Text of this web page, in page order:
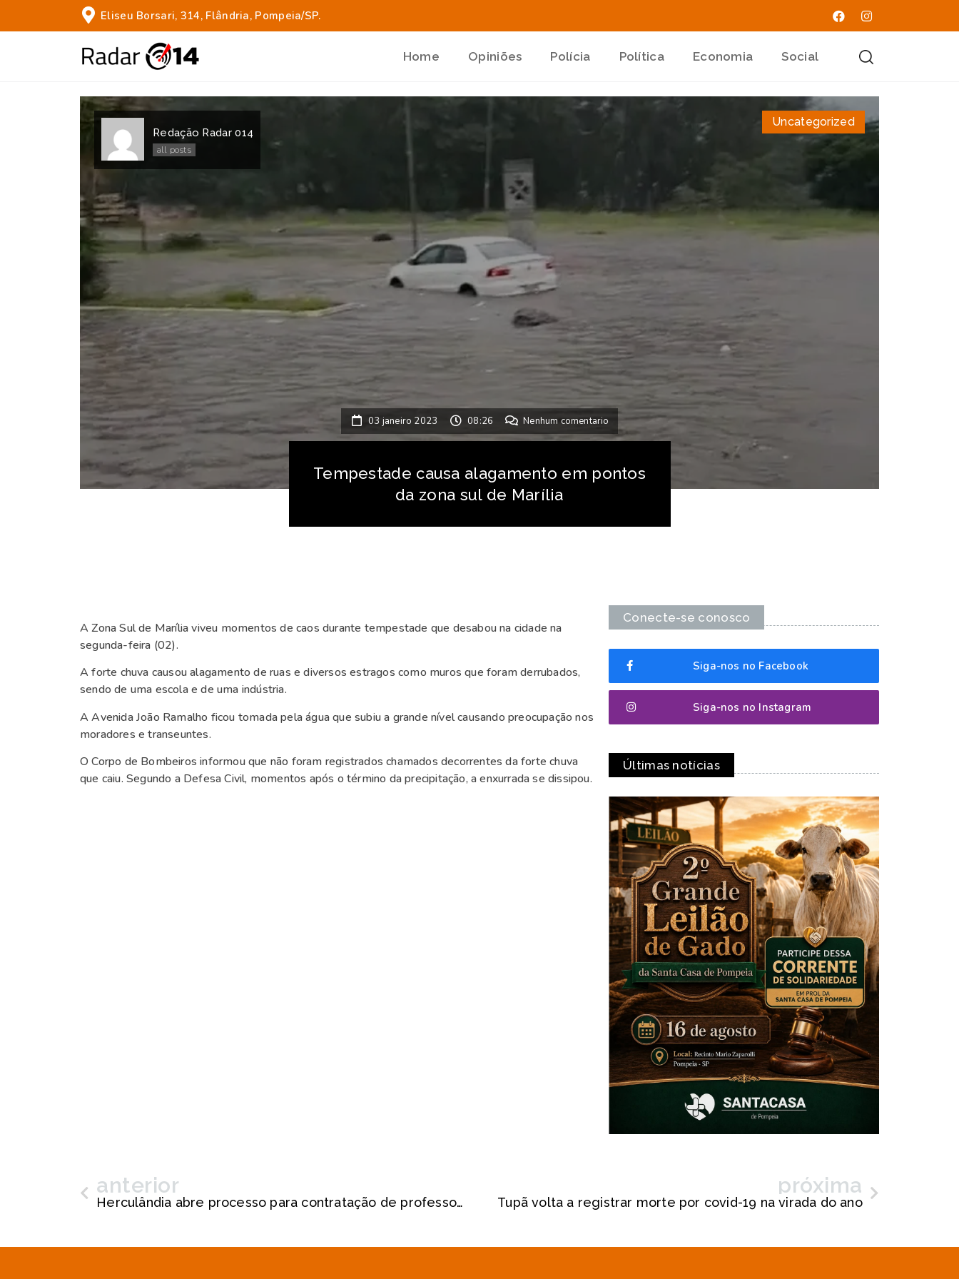
Eliseu Borsari, 314, Flândria, Pompeia/SP.
Home Opiniões Polícia Política Economia Social
Redação Radar 014
all posts
Uncategorized
03 janeiro 2023 08:26 Nenhum comentario
Tempestade causa alagamento em pontos
da zona sul de Marília
A Zona Sul de Marília viveu momentos de caos durante tempestade que desabou na cidade na
segunda-feira (02).
A forte chuva causou alagamento de ruas e diversos estragos como muros que foram derrubados,
sendo de uma escola e de uma indústria.
A Avenida João Ramalho ficou tomada pela água que subiu a grande nível causando preocupação nos
moradores e transeuntes.
O Corpo de Bombeiros informou que não foram registrados chamados decorrentes da forte chuva
que caiu. Segundo a Defesa Civil, momentos após o término da precipitação, a enxurrada se dissipou.
Conecte-se conosco
Siga-nos no Facebook
Siga-nos no Instagram
Últimas notícias
anterior
Herculândia abre processo para contratação de professores
próxima
Tupã volta a registrar morte por covid-19 na virada do ano